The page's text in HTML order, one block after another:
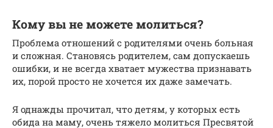
Кому вы не можете молиться?
Проблема отношений с родителями очень больная
и сложная. Становясь родителем, сам допускаешь
ошибки, и не всегда хватает мужества признавать
их, порой просто не хочется их даже замечать.
Я однажды прочитал, что детям, у которых есть
обида на маму, очень тяжело молиться Пресвятой